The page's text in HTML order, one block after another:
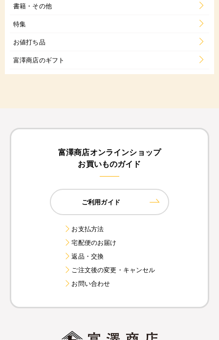
書籍・その他
特集
お値打ち品
富澤商店のギフト
富澤商店オンラインショップ
お買いものガイド
ご利用ガイド
お支払方法
宅配便のお届け
返品・交換
ご注文後の変更・キャンセル
お問い合わせ